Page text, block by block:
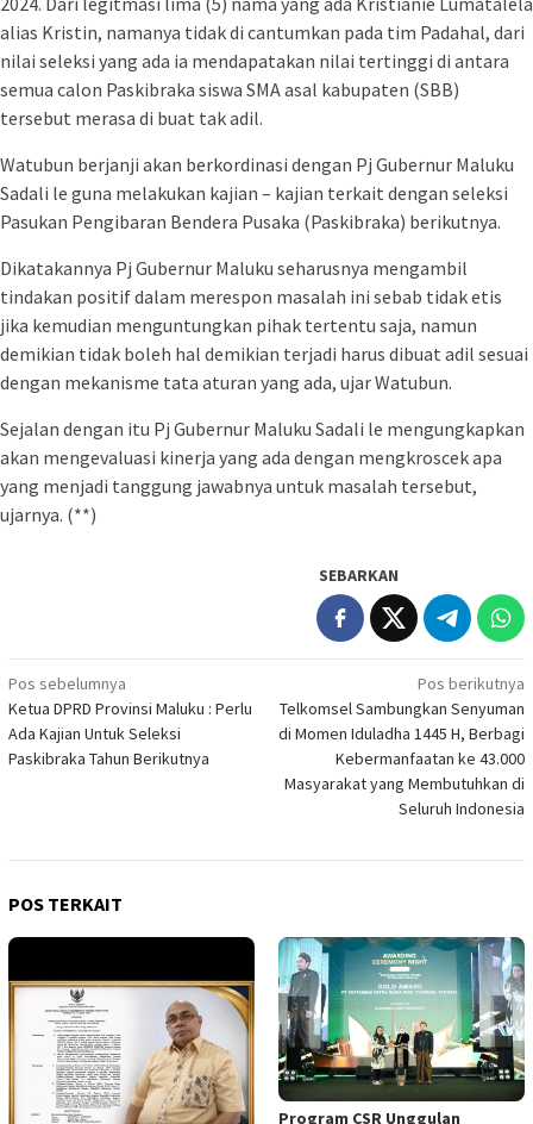
alias Kristin, namanya tidak di cantumkan pada tim Padahal, dari
nilai seleksi yang ada ia mendapatakan nilai tertinggi di antara
semua calon Paskibraka siswa SMA asal kabupaten (SBB)
tersebut merasa di buat tak adil.
Watubun berjanji akan berkordinasi dengan Pj Gubernur Maluku
Sadali le guna melakukan kajian – kajian terkait dengan seleksi
Pasukan Pengibaran Bendera Pusaka (Paskibraka) berikutnya.
Dikatakannya Pj Gubernur Maluku seharusnya mengambil
tindakan positif dalam merespon masalah ini sebab tidak etis
jika kemudian menguntungkan pihak tertentu saja, namun
demikian tidak boleh hal demikian terjadi harus dibuat adil sesuai
dengan mekanisme tata aturan yang ada, ujar Watubun.
Sejalan dengan itu Pj Gubernur Maluku Sadali le mengungkapkan
akan mengevaluasi kinerja yang ada dengan mengkroscek apa
yang menjadi tanggung jawabnya untuk masalah tersebut,
ujarnya. (**)
SEBARKAN
Navigasi
pos
Pos sebelumnya
Ketua DPRD Provinsi Maluku : Perlu
Ada Kajian Untuk Seleksi
Paskibraka Tahun Berikutnya
Pos berikutnya
Telkomsel Sambungkan Senyuman
di Momen Iduladha 1445 H, Berbagi
Kebermanfaatan ke 43.000
Masyarakat yang Membutuhkan di
Seluruh Indonesia
POS TERKAIT
Program CSR Unggulan